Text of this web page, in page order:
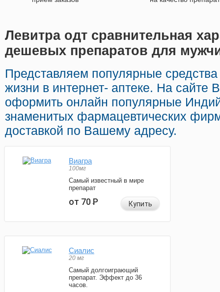
Левитра одт сравнительная
дешевых препаратов для
Представляем популярные средства
жизни в интернет- аптеке. На сайте
оформить онлайн популярные
знаменитых фармацевтических
доставкой по Вашему адресу.
Виагра
100мг
Самый известный в мире
препарат
от 70Р Купить
Сиалис
20 мг
Самый долгоиграющий
препарат. Эффект до 36
часов.